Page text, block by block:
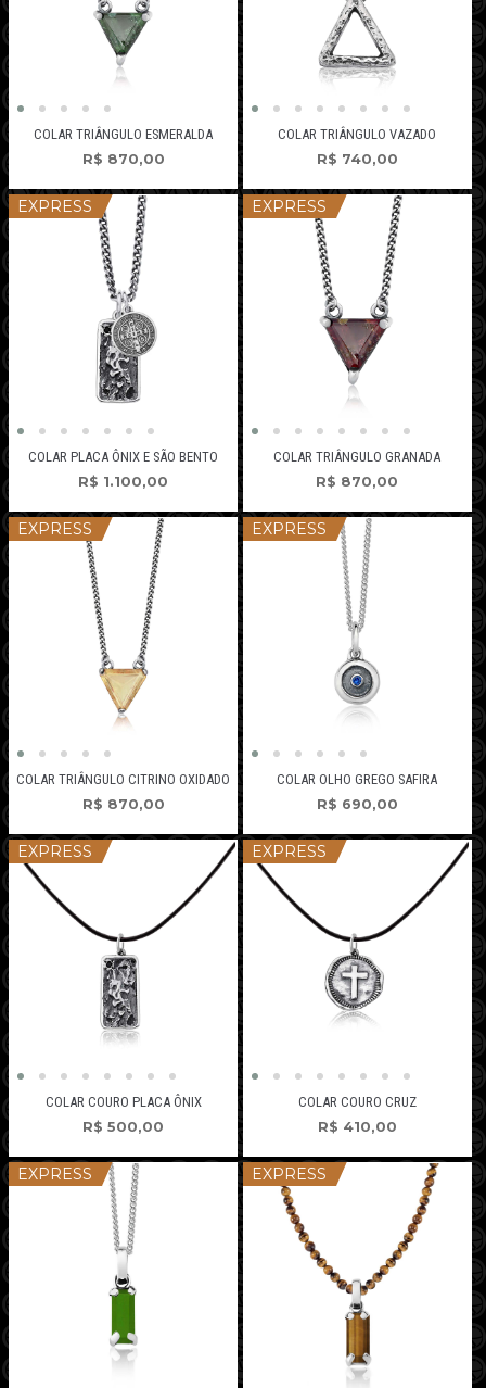
COLAR TRIÂNGULO ESMERALDA
R$ 870,00
COLAR TRIÂNGULO VAZADO
R$ 740,00
EXPRESS
COLAR PLACA ÔNIX E SÃO BENTO
R$ 1.100,00
EXPRESS
COLAR TRIÂNGULO GRANADA
R$ 870,00
EXPRESS
COLAR TRIÂNGULO CITRINO OXIDADO
R$ 870,00
EXPRESS
COLAR OLHO GREGO SAFIRA
R$ 690,00
EXPRESS
COLAR COURO PLACA ÔNIX
R$ 500,00
EXPRESS
COLAR COURO CRUZ
R$ 410,00
EXPRESS EXPRESS